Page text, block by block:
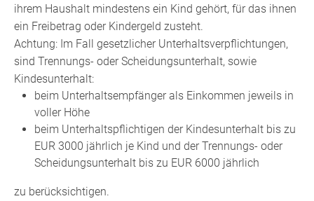
ihrem Haushalt mindestens ein Kind gehört, für das ihnen
ein Freibetrag oder Kindergeld zusteht.
Achtung: Im Fall gesetzlicher Unterhaltsverpflichtungen,
sind Trennungs- oder Scheidungsunterhalt, sowie
Kindesunterhalt:
beim Unterhaltsempfänger als Einkommen jeweils in
voller Höhe
beim Unterhaltspflichtigen der Kindesunterhalt bis zu
EUR 3000 jährlich je Kind und der Trennungs- oder
Scheidungsunterhalt bis zu EUR 6000 jährlich
zu berücksichtigen.